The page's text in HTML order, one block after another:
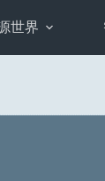
世界